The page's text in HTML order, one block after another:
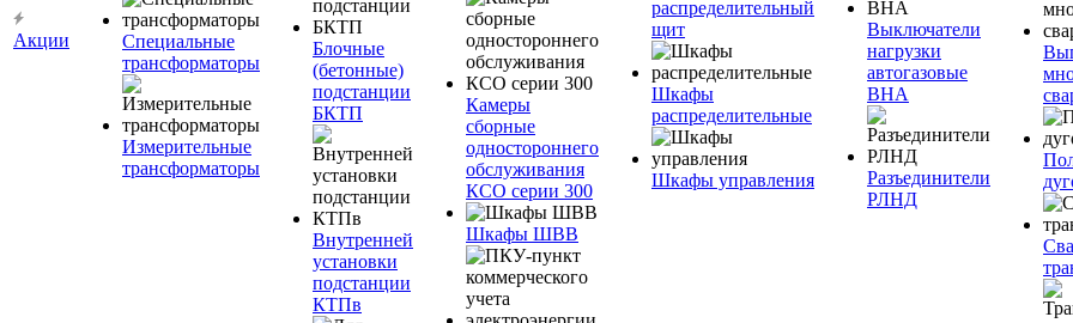
Акции
Специальные
трансформаторы
Измерительные
трансформаторы
Блочные
(бетонные)
подстанции
БКТП
Внутренней
установки
подстанции
КТПв
Камеры
сборные
одностороннего
обслуживания
КСО серии 300
Шкафы ШВВ
распределительный
щит
Шкафы
распределительные
Шкафы управления
Выключатели
нагрузки
автогазовые
ВНА
Разъединители
РЛНД